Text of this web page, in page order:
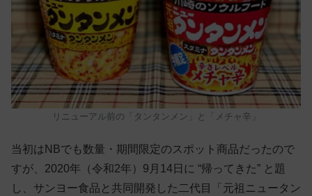
リニューアル前の「タンタンメン」と「メチャ辛」
当初はNBでも数量・期間限定のスポット商品だったので
すが、2020年（令和2年）9月14日に “帰ってきた” と題
し、サンヨー食品と共同開発した二代目「元祖ニュータン